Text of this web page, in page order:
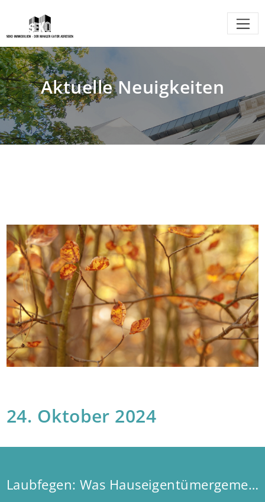
Aktuelle Neuigkeiten
24. Oktober 2024
Laubfegen: Was Hauseigentümergemeinschaften wissen müssen